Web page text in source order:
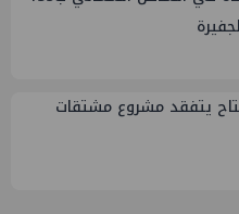
يتفقد مشروع مشتقات